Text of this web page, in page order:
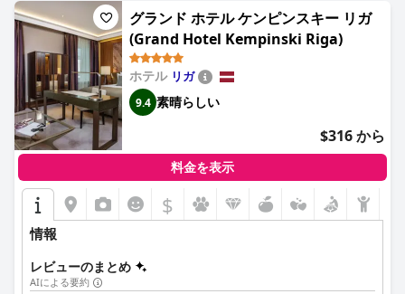
要約すると、メルキュール・リガ・センターは、最高のロケーシ
ョン、素晴らしい朝食、快適な客室、フレンドリーなスタッフの
おかげで、総合的に非常にポジティブな体験を提供しており、レ
ジャー旅行者にもビジネス旅行者にも最適な選択肢となっていま
す。
グランド ホテル ケンピンスキー リガ
(Grand Hotel Kempinski Riga)
ホテル リガ
9.4 素晴らしい
$316 から
料金を表示
$
情報
レビューのまとめ
AIによる要約